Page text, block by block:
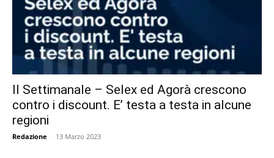
Il Settimanale – Selex ed Agorà crescono
contro i discount. E’ testa a testa in alcune
regioni
Redazione - 13 Marzo 2023